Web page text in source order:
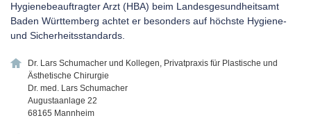
Hygienebeauftragter Arzt (HBA) beim Landesgesundheitsamt
Baden Württemberg achtet er besonders auf höchste Hygiene-
und Sicherheitsstandards.
Dr. Lars Schumacher und Kollegen, Privatpraxis für Plastische und
Ästhetische Chirurgie
Dr. med. Lars Schumacher
Augustaanlage 22
68165 Mannheim